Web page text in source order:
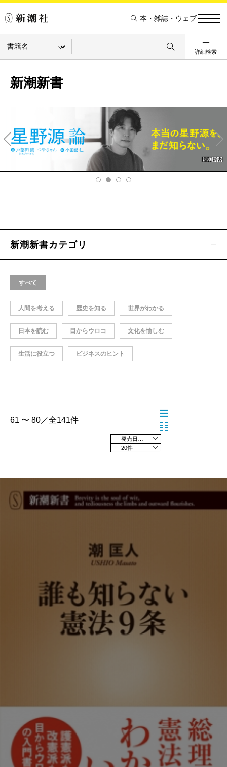
本・雑誌・ウェブ
詳細検索
新潮新書
v
Ne
xt
新潮新書カテゴリ
すべて
人間を考える 歴史を知る 世界がわかる
日本を読む 目からウロコ 文化を愉しむ
生活に役立つ ビジネスのヒント
61 〜 80／全141件
20件